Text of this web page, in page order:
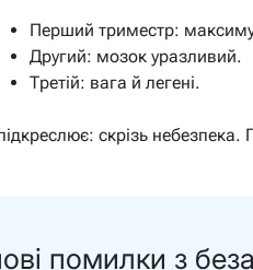
Перший триместр:
Другий: мозок уразливий.
Третій: вага й легені.
скрізь
помилки з